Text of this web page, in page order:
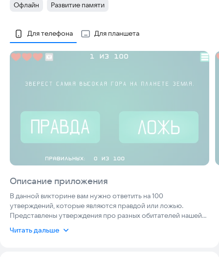
Тег:
Офлайн Тег:
Развитие памяти
Скриншоты
Для телефона Для планшета
Описание приложения
В данной викторине вам нужно ответить на 100
утверждений, которые являются правдой или ложью.
Представлены утверждения про разных обитателей нашей
Читать дальше